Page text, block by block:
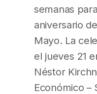
semanas
aniversario
Mayo. La
el jueves 21
Néstor
Económico –